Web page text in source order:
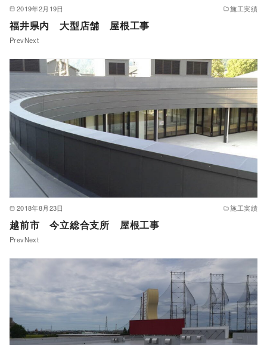
2019年2月19日 施工実績
福井県内 大型店舗 屋根工事
PrevNext
2018年8月23日 施工実績
越前市 今立総合支所 屋根工事
PrevNext